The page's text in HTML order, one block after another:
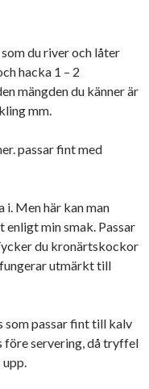
du river och låter
hacka 1 – 2
mängden du känner är
mm.
passar fint med
i. Men här kan man
min smak. Passar
du kronärtskockor
fungerar utmärkt till
som passar fint till kalv
före servering, då tryffel